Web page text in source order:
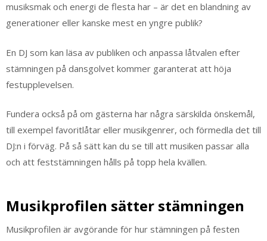
musiksmak och energi de flesta har – är det en blandning av
generationer eller kanske mest en yngre publik?
En DJ som kan läsa av publiken och anpassa låtvalen efter
stämningen på dansgolvet kommer garanterat att höja
festupplevelsen.
Fundera också på om gästerna har några särskilda önskemål,
till exempel favoritlåtar eller musikgenrer, och förmedla det till
DJ:n i förväg. På så sätt kan du se till att musiken passar alla
och att feststämningen hålls på topp hela kvällen.
Musikprofilen sätter stämningen
Musikprofilen är avgörande för hur stämningen på festen